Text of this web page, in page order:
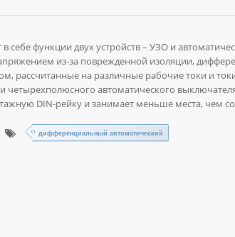
функции двух устройств – УЗО и
из-за поврежденной изоляции,
рассчитанные на различные рабочие токи и
четырехполюсного автоматического
DIN-рейку и занимает меньше места, чем
дифференциальный автоматический